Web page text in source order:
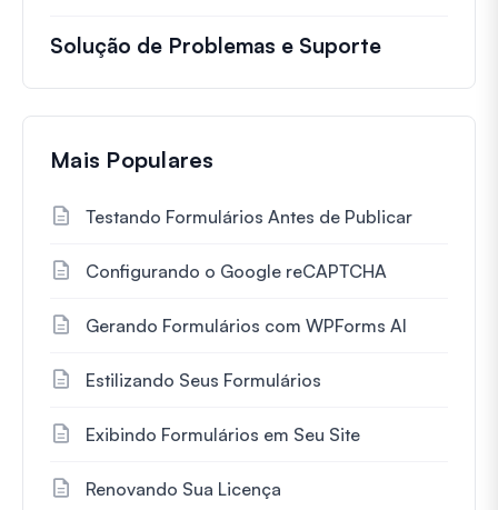
Solução de Problemas e Suporte
Mais Populares
Testando Formulários Antes de Publicar
Configurando o Google reCAPTCHA
Gerando Formulários com WPForms AI
Estilizando Seus Formulários
Exibindo Formulários em Seu Site
Renovando Sua Licença